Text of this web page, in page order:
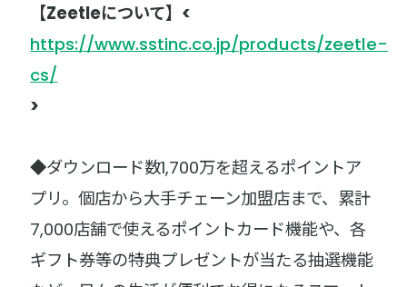
【Zeetleについて】<
https://www.sstinc.co.jp/products/zeetle-
cs/
>
◆ダウンロード数1,700万を超えるポイントア
プリ。個店から大手チェーン加盟店まで、累計
7,000店舗で使えるポイントカード機能や、各
ギフト券等の特典プレゼントが当たる抽選機能